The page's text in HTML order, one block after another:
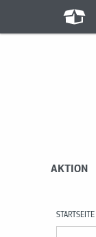
AKTION
STARTSEITE